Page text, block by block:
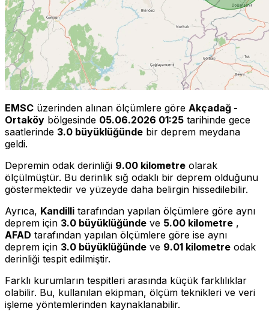
EMSC üzerinden alınan ölçümlere göre Akçadağ -
Ortaköy bölgesinde 05.06.2026 01:25 tarihinde gece
saatlerinde 3.0 büyüklüğünde bir deprem meydana
geldi.
Depremin odak derinliği 9.00 kilometre olarak
ölçülmüştür. Bu derinlik sığ odaklı bir deprem olduğunu
göstermektedir ve yüzeyde daha belirgin hissedilebilir.
Ayrıca, Kandilli tarafından yapılan ölçümlere göre aynı
deprem için 3.0 büyüklüğünde ve 5.00 kilometre ,
AFAD tarafından yapılan ölçümlere göre ise aynı
deprem için 3.0 büyüklüğünde ve 9.01 kilometre odak
derinliği tespit edilmiştir.
Farklı kurumların tespitleri arasında küçük farklılıklar
olabilir. Bu, kullanılan ekipman, ölçüm teknikleri ve veri
işleme yöntemlerinden kaynaklanabilir.